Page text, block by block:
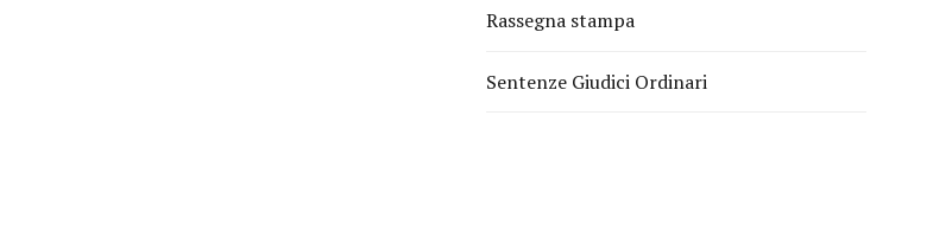
Rassegna stampa
Sentenze Giudici Ordinari